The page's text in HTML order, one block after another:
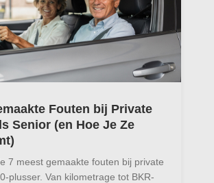
Fouten bij Private
Senior (en Hoe Je Ze
7 meest gemaakte fouten bij private
plusser. Van kilometrage tot BKR-